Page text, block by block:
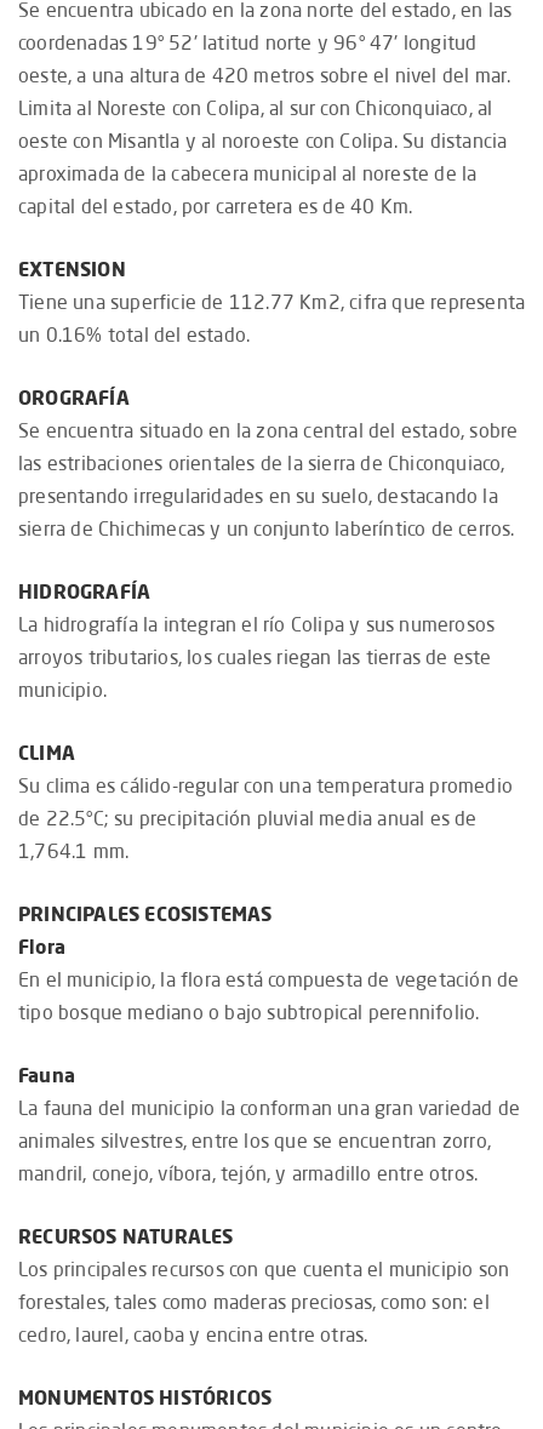
Se encuentra ubicado en la zona norte del estado, en las
coordenadas 19° 52' latitud norte y 96° 47' longitud
oeste, a una altura de 420 metros sobre el nivel del mar.
Limita al Noreste con Colipa, al sur con Chiconquiaco, al
oeste con Misantla y al noroeste con Colipa. Su distancia
aproximada de la cabecera municipal al noreste de la
capital del estado, por carretera es de 40 Km.
EXTENSION
Tiene una superficie de 112.77 Km2, cifra que representa
un 0.16% total del estado.
OROGRAFÍA
Se encuentra situado en la zona central del estado, sobre
las estribaciones orientales de la sierra de Chiconquiaco,
presentando irregularidades en su suelo, destacando la
sierra de Chichimecas y un conjunto laberíntico de cerros.
HIDROGRAFÍA
La hidrografía la integran el río Colipa y sus numerosos
arroyos tributarios, los cuales riegan las tierras de este
municipio.
CLIMA
Su clima es cálido-regular con una temperatura promedio
de 22.5°C; su precipitación pluvial media anual es de
1,764.1 mm.
PRINCIPALES ECOSISTEMAS
Flora
En el municipio, la flora está compuesta de vegetación de
tipo bosque mediano o bajo subtropical perennifolio.
Fauna
La fauna del municipio la conforman una gran variedad de
animales silvestres, entre los que se encuentran zorro,
mandril, conejo, víbora, tejón, y armadillo entre otros.
RECURSOS NATURALES
Los principales recursos con que cuenta el municipio son
forestales, tales como maderas preciosas, como son: el
cedro, laurel, caoba y encina entre otras.
MONUMENTOS HISTÓRICOS